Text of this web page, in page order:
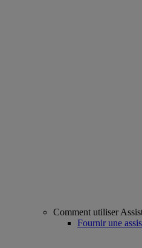
Comment utiliser
Fournir une